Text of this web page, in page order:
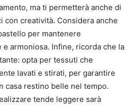
ma ti permetterà anche di
con creatività. Considera anche
per mantenere
e armoniosa. Infine, ricorda che la
opta per tessuti che
lavati e stirati, per garantire
casa restino belle nel tempo.
tende leggere sarà